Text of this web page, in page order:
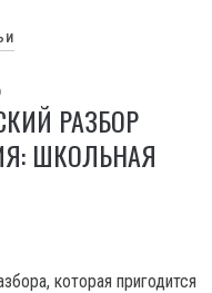
РАЗБОР
ШКОЛЬНАЯ
которая пригодится